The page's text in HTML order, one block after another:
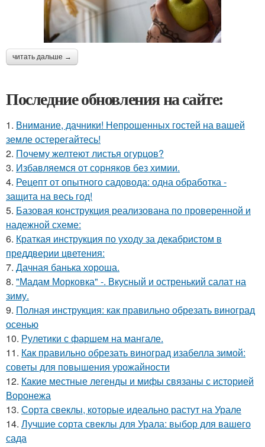
читать дальше →
Последние обновления на сайте:
1. Внимание, дачники! Непрошенных гостей на вашей
земле остерегайтесь!
2. Почему желтеют листья огурцов?
3. Избавляемся от сорняков без химии.
4. Рецепт от опытного садовода: одна обработка -
защита на весь год!
5. Базовая конструкция реализована по проверенной и
надежной схеме:
6. Краткая инструкция по уходу за декабристом в
преддверии цветения:
7. Дачная банька хороша.
8. "Мадам Морковка" -. Вкусный и остренький салат на
зиму.
9. Полная инструкция: как правильно обрезать виноград
осенью
10. Рулетики с фаршем на мангале.
11. Как правильно обрезать виноград изабелла зимой:
советы для повышения урожайности
12. Какие местные легенды и мифы связаны с историей
Воронежа
13. Сорта свеклы, которые идеально растут на Урале
14. Лучшие сорта свеклы для Урала: выбор для вашего
сада